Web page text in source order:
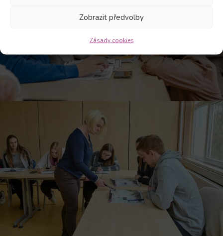
Zobrazit předvolby
Zásady cookies